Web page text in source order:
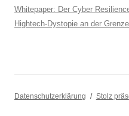
Whitepaper: Der Cyber
Hightech-Dystopie an der Grenze
Datenschutzerklärung Stolz